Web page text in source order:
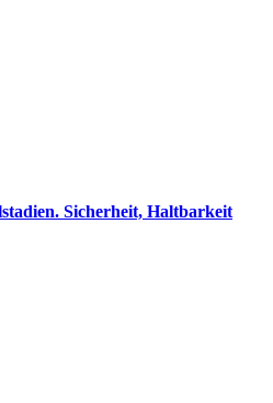
Sicherheit, Haltbarkeit